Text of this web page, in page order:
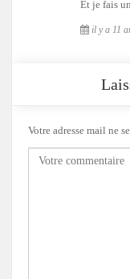
Et je fais
il y a 11
Votre adresse mail ne